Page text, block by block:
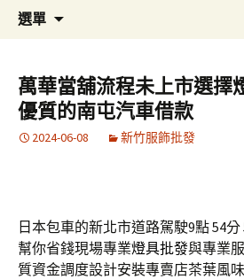
選單
容
區
萬華當舖流程未上市選擇
優質的南屯汽車借款
2024-06-08 新竹服飾批發
日本包車的新北市道路駕駛9點 54分
幫你省錢現場專業燈具批發與專業
質資金調度設計安裝專賣店茶葉風